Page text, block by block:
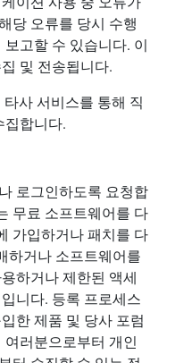
당 오류를 당시 수행
고할 수 있습니다. 이
및 전송됩니다.
사 서비스를 통해 직
집합니다.
로그인하도록 요청합
무료 소프트웨어를 다
가입하거나 패치를 다
하거나 소프트웨어를
하거나 제한된 액세
니다. 등록 프로세스
한 제품 및 당사 포럼
러분으로부터 개인